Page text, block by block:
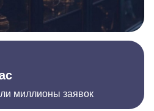
миллионы заявок